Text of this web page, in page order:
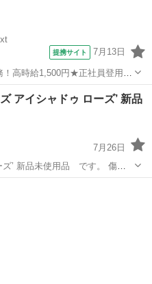
提携サイト 7月13日
！高時給1,500円★正社員登用制
勤OK！無料駐車場あり！《三
の他
アイシャドゥ ローズ’ 新品
7月26日
傷、